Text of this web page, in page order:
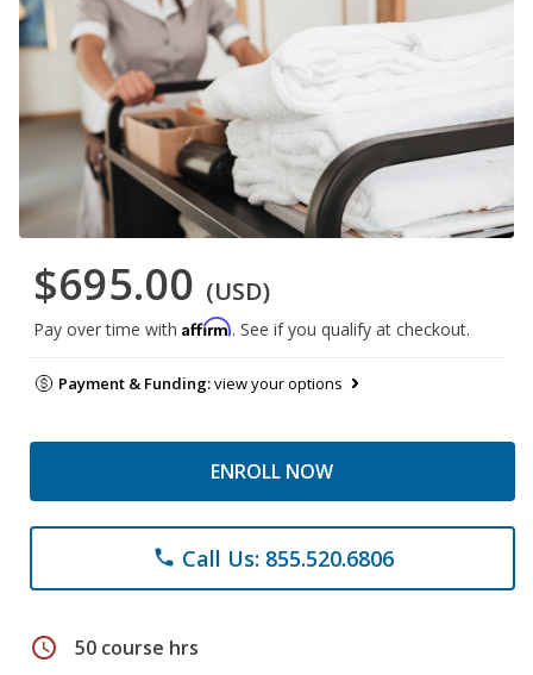
$695.00 (USD)
Pay over time with Affirm. See if you qualify at checkout.
Payment & Funding:view your options
ENROLL NOW
phone Call Us: 855.520.6806
schedule 50 course hrs